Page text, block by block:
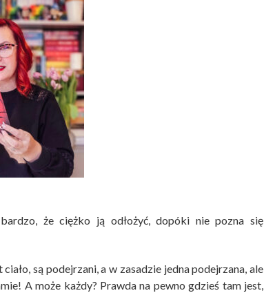
że ciężko ją odłożyć, dopóki nie pozna się
są podejrzani, a w zasadzie jedna podejrzana, ale
A może każdy? Prawda na pewno gdzieś tam jest,